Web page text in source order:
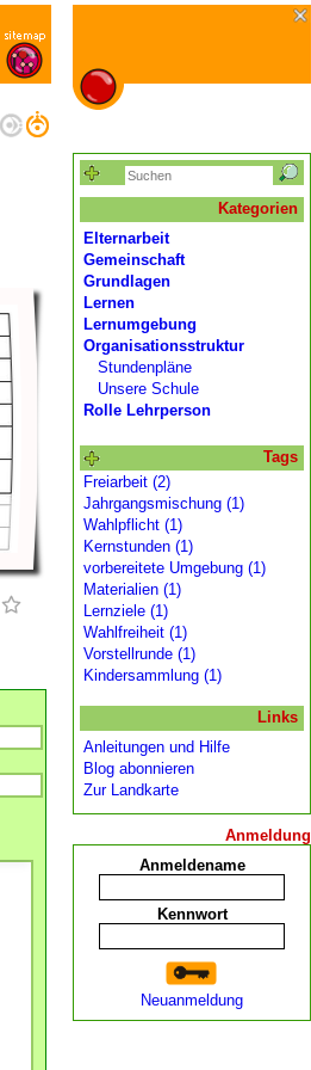
Kategorien
Elternarbeit
Gemeinschaft
Grundlagen
Lernen
Lernumgebung
Organisationsstruktur
Stundenpläne
Unsere Schule
Rolle Lehrperson
Tags
Freiarbeit (2)
Jahrgangsmischung (1)
Wahlpflicht (1)
Kernstunden (1)
vorbereitete Umgebung (1)
Materialien (1)
Lernziele (1)
Wahlfreiheit (1)
Vorstellrunde (1)
Kindersammlung (1)
Links
Anleitungen und Hilfe
Blog abonnieren
Zur Landkarte
Anmeldung
Anmeldename
Kennwort
Neuanmeldung